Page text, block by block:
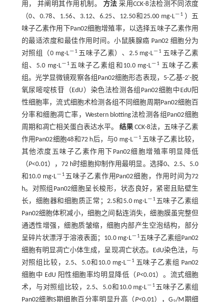
用， 并阐明其作用机制。 方法 采用CCK-8法检测不同浓度
（0、0.78、1.56、3.12、6.25、12.50和25.00 mg·L－1 ）五
味子乙素作用下Pan02细胞增殖率，以选择五味子乙素作用
的最适浓度和最佳作用时间。小鼠胰腺癌 Pan02 细胞分为
对照组（0 mg·L－1 五味子乙素）、2.5 mg·L－1 五味子乙素
组、5.0 mg·L－1五味子乙素组和10.0 mg·L－1 五味子乙素
组。光学显微镜观察各组Pan02细胞形态表现，5-乙基-2'-脱
氧尿嘧啶核苷（EdU）染色法检测各组Pan02细胞中EdU阳
性细胞率，流式细胞术检测各组不同细胞周期Pan02细胞百
分率和细胞凋亡率，Western blotting法检测各组Pan02细胞
周期和凋亡相关蛋白表达水平。结果 CCK-8法，五味子乙素
作用Pan02细胞48和72 h后，与0 mg·L－1 五味子乙素比较，
其他浓度五味子乙素作用下Pan02细胞增殖率明显降低
（P<0.01），72 h时细胞抑制作用最明显。选择0、2.5、5.0
和10.0 mg·L－1五味子乙素作用Pan02细胞，作用时间为72
h。对照组Pan02细胞呈长梭形，状态良好，紧密且贴壁生
长，细胞器和细胞质正常；2.5和5.0 mg·L－1五味子乙素组
Pan02细胞体积减小，细胞之间黏连消失，细胞膜虽完整但
通透性增强，细胞质皱缩，细胞内部产生空泡结构，部分
呈碎片状漂浮于溶液表面；10.0 mg·L－1五味子乙素组Pan02
细胞有明显凋亡小体生成，呈现凋亡状态。EdU染色法，与
对照组比较，2.5、5.0和10.0 mg·L－1 五味子乙素组 Pan02
细胞中 EdU 阳性细胞率均明显降低（P<0.01）。流式细胞
术，与对照组比较，2.5、5.0和10.0 mg·L－1五味子乙素组
Pan02细胞S期细胞百分率明显升高（P<0.01），G /M期细